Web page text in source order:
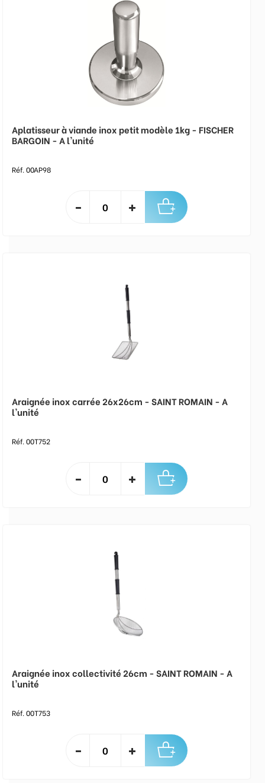
Aplatisseur à viande inox petit modèle 1kg - FISCHER
BARGOIN - A l'unité
Réf. 00AP98
Araignée inox carrée 26x26cm - SAINT ROMAIN - A
l'unité
Réf. 00T752
Araignée inox collectivité 26cm - SAINT ROMAIN - A
l'unité
Réf. 00T753